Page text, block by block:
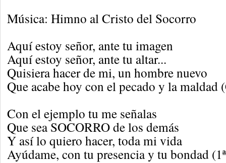
Música: Himno al Cristo del Socorro
Aquí estoy señor, ante tu imagen
Aquí estoy señor, ante tu altar...
Quisiera hacer de mi, un hombre nuevo
Que acabe hoy con el pecado y la maldad
Con el ejemplo tu me señalas
Que sea SOCORRO de los demás
Y así lo quiero hacer, toda mi vida
Ayúdame, con tu presencia y tu bondad